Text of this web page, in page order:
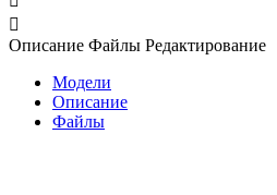

Описание Файлы Редактирование
Модели
Описание
Файлы